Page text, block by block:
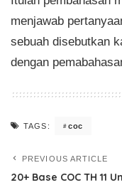
menjawab
sebuah disebutkan
dengan
TAGS: coc
PREVIOUS ARTICLE
20+ Base COC TH 11